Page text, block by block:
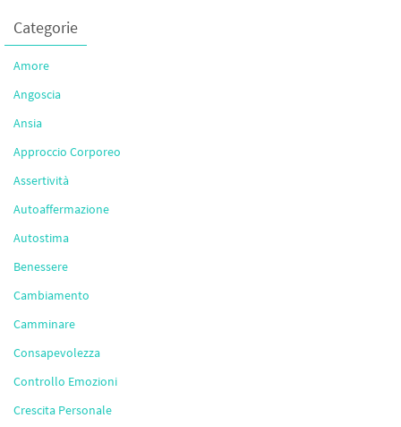
Categorie
Amore
Angoscia
Ansia
Approccio Corporeo
Assertività
Autoaffermazione
Autostima
Benessere
Cambiamento
Camminare
Consapevolezza
Controllo Emozioni
Crescita Personale